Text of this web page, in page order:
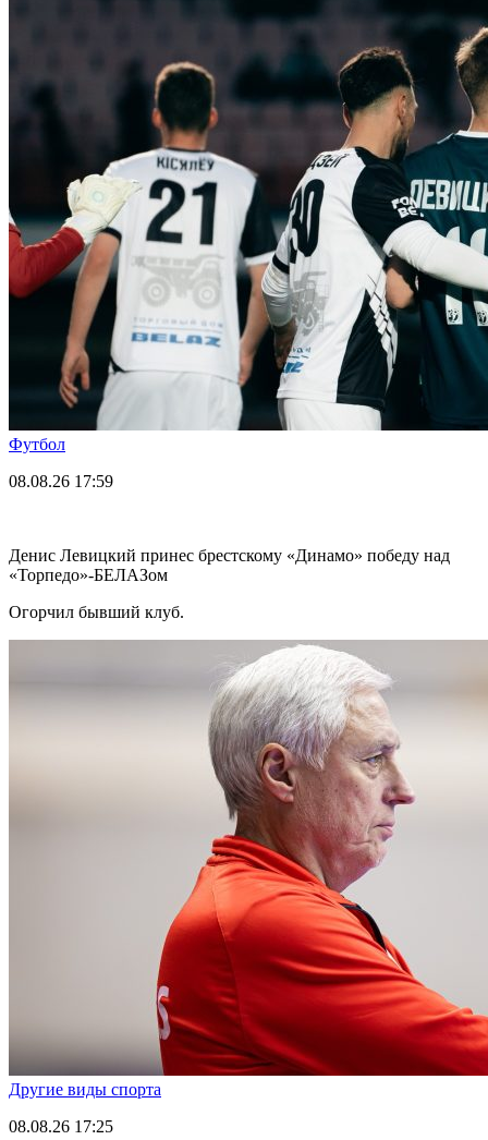
Футбол
08.08.26 17:59
Денис Левицкий принес брестскому «Динамо» победу над
«Торпедо»-БЕЛАЗом
Огорчил бывший клуб.
Другие виды спорта
08.08.26 17:25